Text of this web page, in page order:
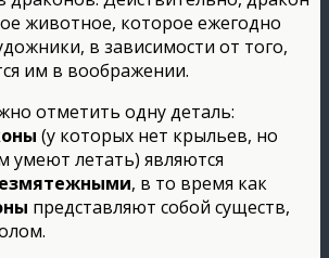
животное, которое ежегодно
в зависимости от того,
им в воображении.
отметить одну деталь:
(у которых нет крыльев, но
умеют летать) являются
, в то время как
представляют собой существ,